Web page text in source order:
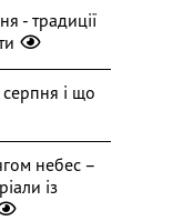
- традиції
і що
небес –
із